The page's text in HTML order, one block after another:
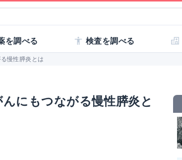
を調べる 検査を調べる
慢性膵炎とは
にもつながる慢性膵炎と